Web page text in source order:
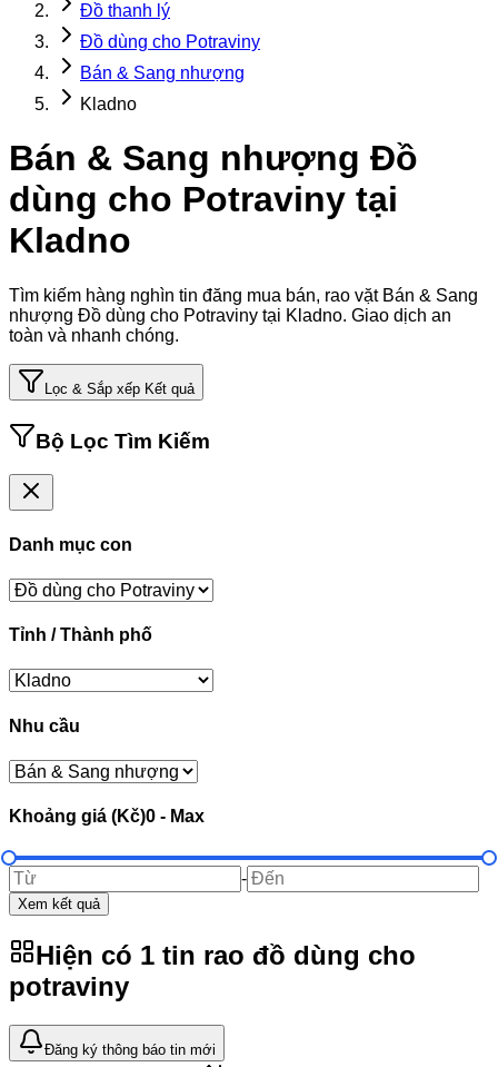
Đồ thanh lý
Đồ dùng cho Potraviny
Bán & Sang nhượng
Kladno
Bán & Sang nhượng Đồ
dùng cho Potraviny tại
Kladno
Tìm kiếm hàng nghìn tin đăng mua bán, rao vặt Bán & Sang
nhượng Đồ dùng cho Potraviny tại Kladno. Giao dịch an
toàn và nhanh chóng.
Lọc & Sắp xếp Kết quả
Bộ Lọc Tìm Kiếm
Danh mục con
Tỉnh / Thành phố
Nhu cầu
Khoảng giá (Kč)0 - Max
-
Xem kết quả
Hiện có 1 tin rao đồ dùng cho
potraviny
Đăng ký thông báo tin mới